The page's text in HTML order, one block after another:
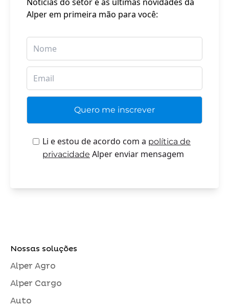
Alper em primeira mão para você:
Li e estou de acordo com a política de
privacidade Alper enviar mensagem
Nossas soluções
Alper Agro
Alper Cargo
Auto